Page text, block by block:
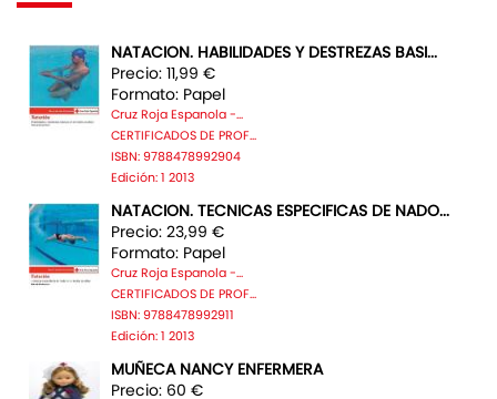
NATACION. HABILIDADES Y DESTREZAS BASI...
Precio: 11,99 €
Formato: Papel
Cruz Roja Espanola -...
CERTIFICADOS DE PROF...
ISBN: 9788478992904
Edición: 1 2013
NATACION. TECNICAS ESPECIFICAS DE NADO...
Precio: 23,99 €
Formato: Papel
Cruz Roja Espanola -...
CERTIFICADOS DE PROF...
ISBN: 9788478992911
Edición: 1 2013
MUÑECA NANCY ENFERMERA
Precio: 60 €